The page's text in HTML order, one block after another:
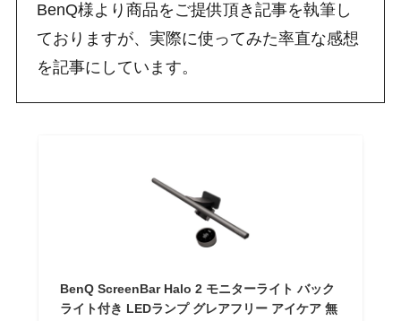
BenQ様より商品をご提供頂き記事を執筆し
ておりますが、実際に使ってみた率直な感想
を記事にしています。
BenQ ScreenBar Halo 2 モニターライト バック
ライト付き LEDランプ グレアフリー アイケア 無